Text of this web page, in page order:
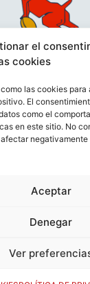
el
cookies
las cookies para
El
como el
en este sitio. No
Aceptar
Denegar
Ver
CONTACTO
ESPAÑOLA